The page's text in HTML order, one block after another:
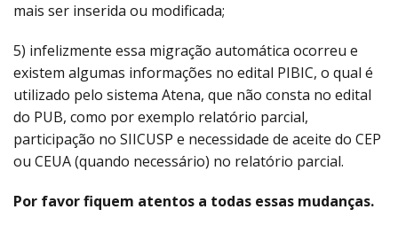
mais ser inserida ou modificada;
5) infelizmente essa migração automática ocorreu e
existem algumas informações no edital PIBIC, o qual é
utilizado pelo sistema Atena, que não consta no edital
do PUB, como por exemplo relatório parcial,
participação no SIICUSP e necessidade de aceite do CEP
ou CEUA (quando necessário) no relatório parcial.
Por favor fiquem atentos a todas essas mudanças.